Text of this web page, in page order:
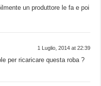
un produttore le fa e poi
1 Luglio, 2014 at 22:39
per ricaricare questa roba ?